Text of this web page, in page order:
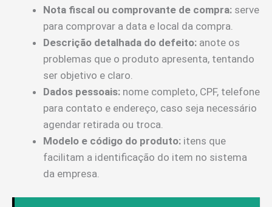
Nota fiscal ou comprovante de compra: serve
para comprovar a data e local da compra.
Descrição detalhada do defeito: anote os
problemas que o produto apresenta, tentando
ser objetivo e claro.
Dados pessoais: nome completo, CPF, telefone
para contato e endereço, caso seja necessário
agendar retirada ou troca.
Modelo e código do produto: itens que
facilitam a identificação do item no sistema
da empresa.